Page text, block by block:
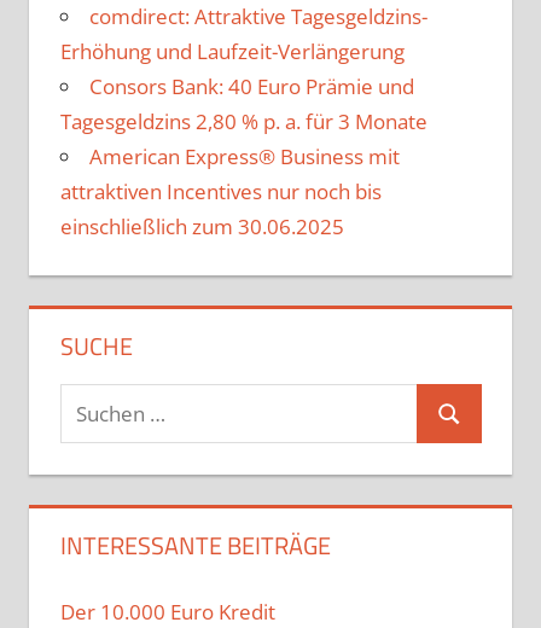
comdirect: Attraktive Tagesgeldzins-
Erhöhung und Laufzeit-Verlängerung
Consors Bank: 40 Euro Prämie und
Tagesgeldzins 2,80 % p. a. für 3 Monate
American Express® Business mit
attraktiven Incentives nur noch bis
einschließlich zum 30.06.2025
SUCHE
Suchen
nach:
Suchen
INTERESSANTE BEITRÄGE
Der 10.000 Euro Kredit